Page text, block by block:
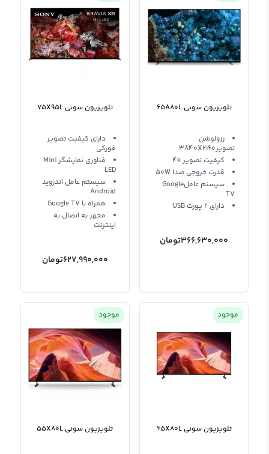
تلویزیون سونی 65A80L
رزولوشن
تصویر3840X2160
کیفیت تصویر 4k
قدرت خروجی صدا 50W
سیستم عاملGoogle
TV
دارای 2 پورت USB
366,630,000تومان
تلویزیون سونی 75X95L
دارای کیفیت تصویر
فورکی
فناوری نمایشگر Mini
LED
سیستم عامل اندروید
Android
همراه با Google TV
مجهز به اتصال به
اینترنت
627,990,000تومان
موجود
تلویزیون سونی 65X80L
موجود
تلویزیون سونی 55X80L